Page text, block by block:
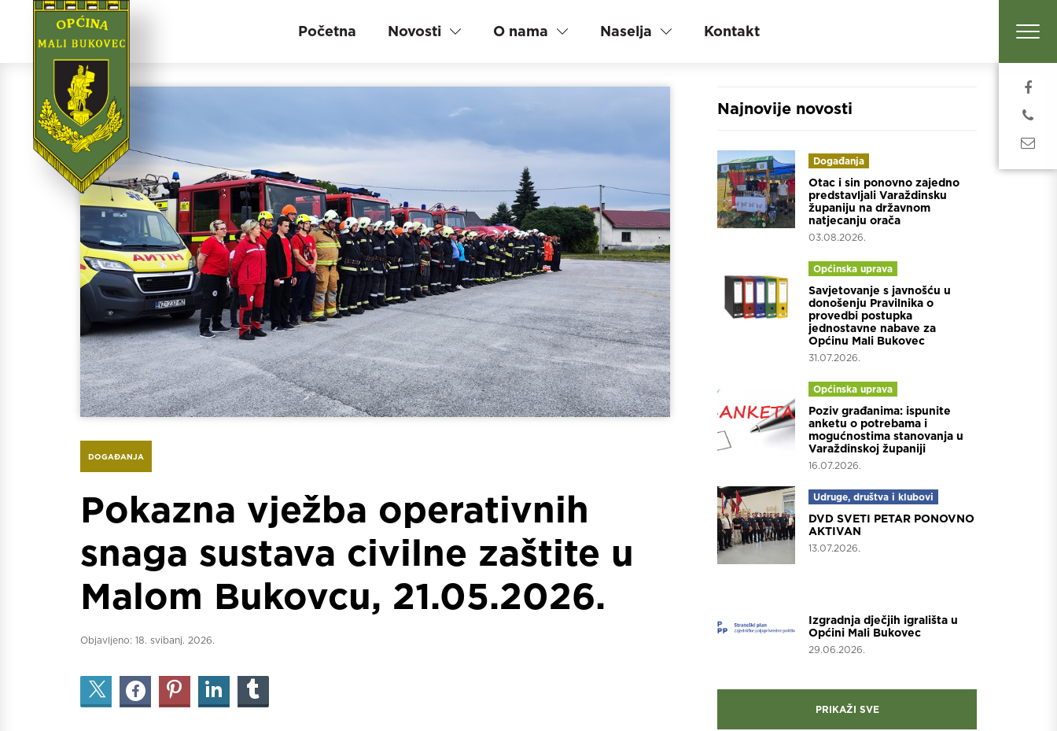
Početna Novosti O nama Naselja Kontakt
DOGAĐANJA
Pokazna vježba operativnih
snaga sustava civilne zaštite u
Malom Bukovcu, 21.05.2026.
Objavljeno: 18. svibanj. 2026.
Najnovije novosti
Događanja
Otac i sin ponovno zajedno
predstavljali Varaždinsku
županiju na državnom
natjecanju orača
03.08.2026.
Općinska uprava
Savjetovanje s javnošću u
donošenju Pravilnika o
provedbi postupka
jednostavne nabave za
Općinu Mali Bukovec
31.07.2026.
Općinska uprava
Poziv građanima: ispunite
anketu o potrebama i
mogućnostima stanovanja u
Varaždinskoj županiji
16.07.2026.
Udruge, društva i klubovi
DVD SVETI PETAR PONOVNO
AKTIVAN
13.07.2026.
Izgradnja dječjih igrališta u
Općini Mali Bukovec
29.06.2026.
PRIKAŽI SVE